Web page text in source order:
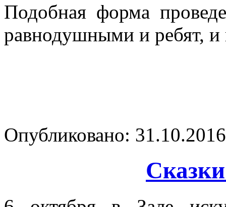
Подобная форма
равнодушными и ребят, и
Опубликовано: